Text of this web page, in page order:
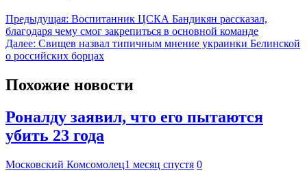
Предыдущая: Воспитанник ЦСКА Бандикян рассказал,
благодаря чему смог закрепиться в основной команде
Далее: Свищев назвал типичным мнение украинки Белинской
о российских борцах
Похожие новости
Роналду заявил, что его пытаются
убить 23 года
Московский Комсомолец1 месяц спустя 0